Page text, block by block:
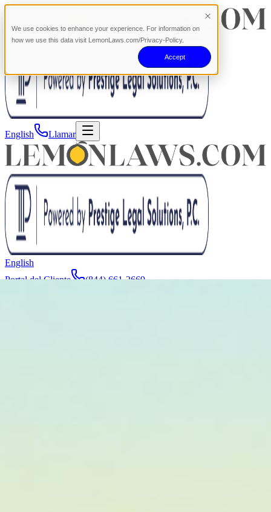
We use cookies to enhance your experience. For information on
how we use this data visit LemonLaws.com/Privacy-Policy.
Accept
English Llamar
English
Portal del Cliente
(844) 661-2669